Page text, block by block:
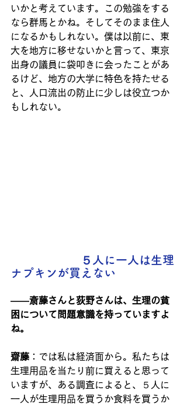
いかと考えています。この勉強をする
なら群馬とかね。そしてそのまま住人
になるかもしれない。僕は以前に、東
大を地方に移せないかと言って、東京
出身の議員に袋叩きに会ったことがあ
るけど、地方の大学に特色を持たせる
と、人口流出の防止に少しは役立つか
もしれない。
５人に一人は生理
ナプキンが買えない
――斎藤さんと荻野さんは、生理の貧
困について問題意識を持っていますよ
ね。
齋藤 ：では私は経済面から。私たちは
生理用品を当たり前に買えると思って
いますが、ある調査によると、５人に
一人が生理用品を買うか食料を買うか